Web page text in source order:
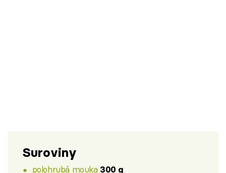
Suroviny
polohrubá mouka 300 g